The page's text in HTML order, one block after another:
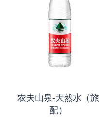
农夫山泉-天然水（旅
配）